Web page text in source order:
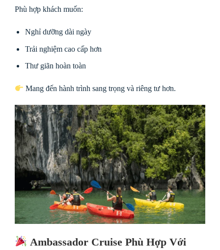
Phù hợp khách muốn:
Nghỉ dưỡng dài ngày
Trải nghiệm cao cấp hơn
Thư giãn hoàn toàn
Mang đến hành trình sang trọng và riêng tư hơn.
Ambassador Cruise Phù Hợp Với